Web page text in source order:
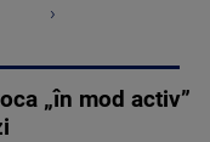
›
„în mod activ”